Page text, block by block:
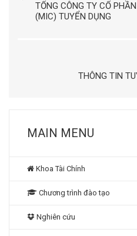
TỔNG CÔNG TY CỔ
(MIC) TUYỂN DỤNG
THÔNG TIN
MAIN MENU
Khoa Tài Chính
Chương trình đào tạo
Nghiên cứu